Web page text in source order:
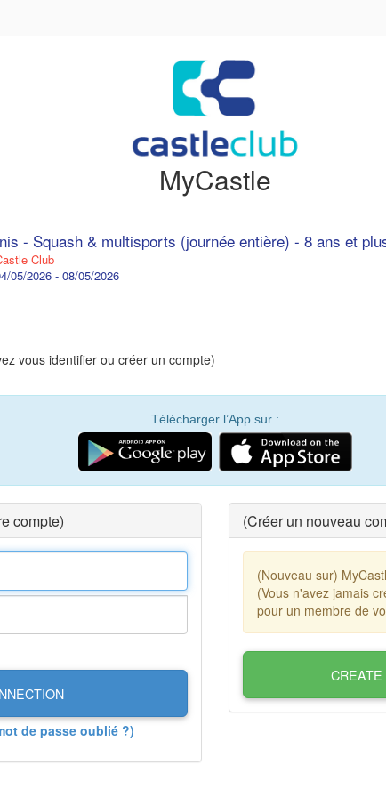
MyCastle
- Squash & multisports (journée entière) - 8 ans et
Club
05/2026 - 08/05/2026
vous identifier ou créer un compte)
Télécharger l’App sur :
compte)
de passe oublié ?)
(Créer un nouveau
(Nouveau sur)
(Vous n'avez jamais
pour un membre de
CREATE